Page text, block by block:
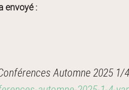
envoyé :
Automne 2025 1/